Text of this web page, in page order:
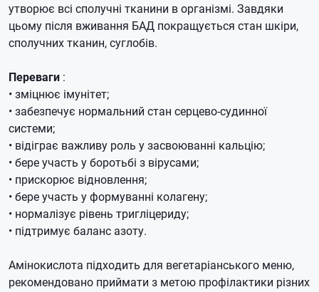
утворює всі сполучні тканини в організмі. Завдяки
цьому після вживання БАД покращується стан шкіри,
сполучних тканин, суглобів.
Переваги :
​​• зміцнює імунітет;
• забезпечує нормальний стан серцево-судинної
системи;
• відіграє важливу роль у засвоюванні кальцію;
• бере участь у боротьбі з вірусами;
• прискорює відновлення;
• бере участь у формуванні колагену;
• нормалізує рівень тригліцериду;
• підтримує баланс азоту.
Амінокислота підходить для вегетаріанського меню,
рекомендовано приймати з метою профілактики різних